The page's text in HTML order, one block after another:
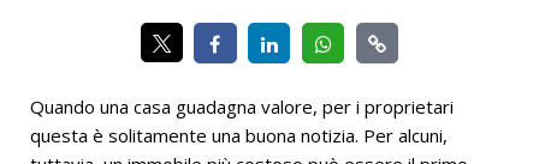
Quando una casa guadagna valore, per i proprietari
questa è solitamente una buona notizia. Per alcuni,